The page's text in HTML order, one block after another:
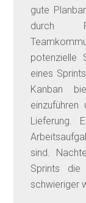
gute
durch
potenzielle
eines
Kanban
Lieferung.
sind.
Sprints die
schwieriger